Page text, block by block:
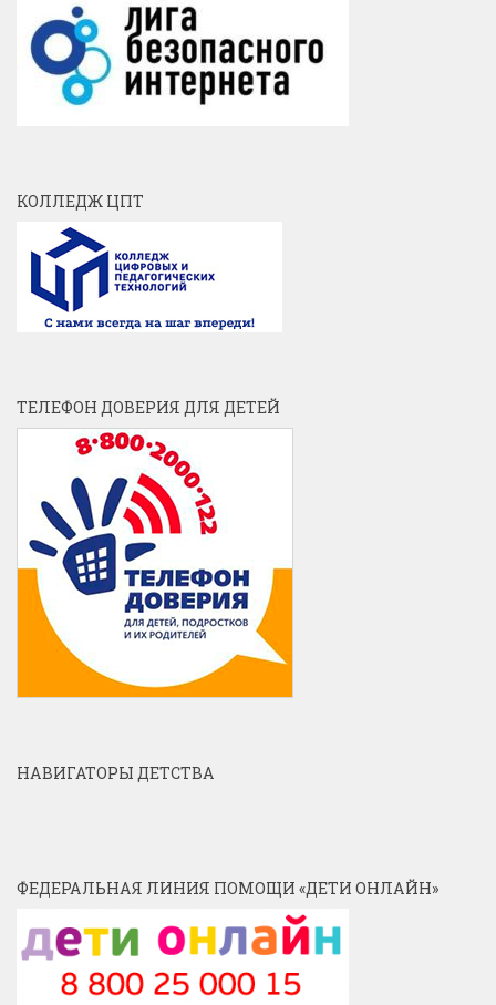
КОЛЛЕДЖ ЦПТ
ТЕЛЕФОН ДОВЕРИЯ ДЛЯ ДЕТЕЙ
НАВИГАТОРЫ ДЕТСТВА
ФЕДЕРАЛЬНАЯ ЛИНИЯ ПОМОЩИ «ДЕТИ ОНЛАЙН»